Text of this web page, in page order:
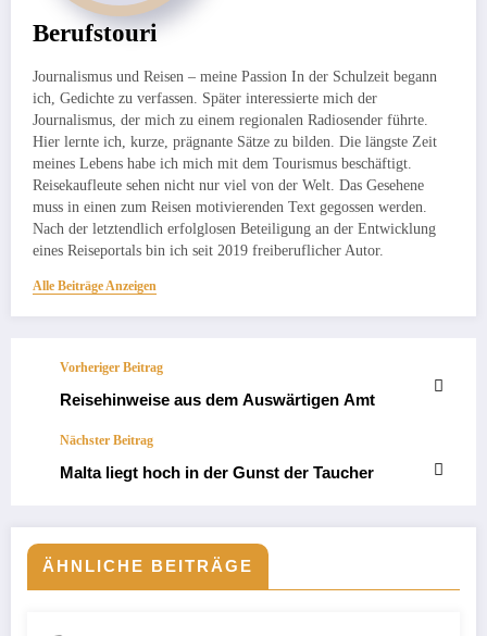
Berufstouri
Journalismus und Reisen – meine Passion In der Schulzeit begann
ich, Gedichte zu verfassen. Später interessierte mich der
Journalismus, der mich zu einem regionalen Radiosender führte.
Hier lernte ich, kurze, prägnante Sätze zu bilden. Die längste Zeit
meines Lebens habe ich mich mit dem Tourismus beschäftigt.
Reisekaufleute sehen nicht nur viel von der Welt. Das Gesehene
muss in einen zum Reisen motivierenden Text gegossen werden.
Nach der letztendlich erfolglosen Beteiligung an der Entwicklung
eines Reiseportals bin ich seit 2019 freiberuflicher Autor.
Alle Beiträge Anzeigen
Vorheriger Beitrag
Reisehinweise aus dem Auswärtigen Amt
Nächster Beitrag
Malta liegt hoch in der Gunst der Taucher
ÄHNLICHE BEITRÄGE